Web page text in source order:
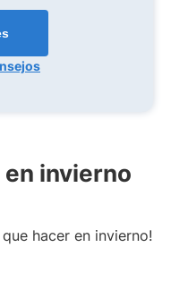
invierno
hacer en invierno!